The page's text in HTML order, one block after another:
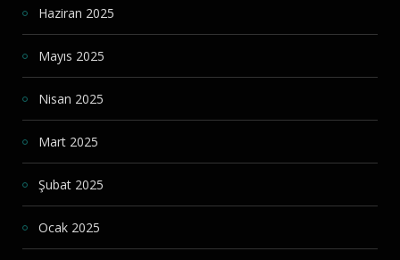
Haziran 2025
Mayıs 2025
Nisan 2025
Mart 2025
Şubat 2025
Ocak 2025